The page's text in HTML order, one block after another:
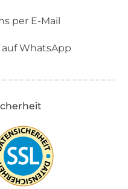
per E-Mail
WhatsApp